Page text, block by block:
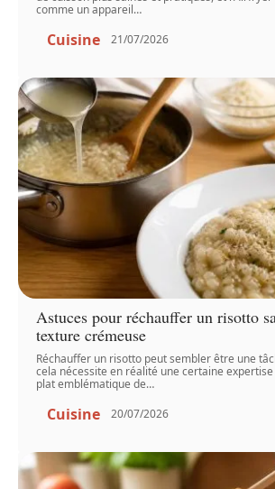
comme un appareil…
Cuisine 21/07/2026
Astuces pour réchauffer un risotto
texture crémeuse
Réchauffer un risotto peut sembler être une
cela nécessite en réalité une certaine
plat emblématique de…
Cuisine 20/07/2026